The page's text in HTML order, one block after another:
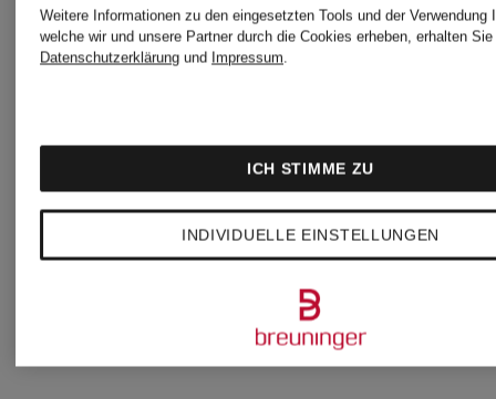
EA7
ARMANI
Tennisshorts
TENNIS
80 €
Weitere Informationen zu den eingesetzten Tools und der Verwendung
welche wir und unsere Partner durch die Cookies erheben, erhalten
Datenschutzerklärung und Impressum.
INDIVIDUELLE EINSTELLUNGEN
ICH STIMME ZU